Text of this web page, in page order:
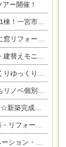
ー開催！
談会(新築・建替え)
ム個別相談会
募集個別相談会
くり個別相談会
個別相談会
in一宮市あずら
覚まつり＆芸術祭
ムまつりin扶桑ゴルフ